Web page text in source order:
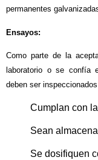
permanentes
Ensayos:
Como parte de la
laboratorio o se confía
deben ser
Cumplan con
Sean
Se dosifiquen